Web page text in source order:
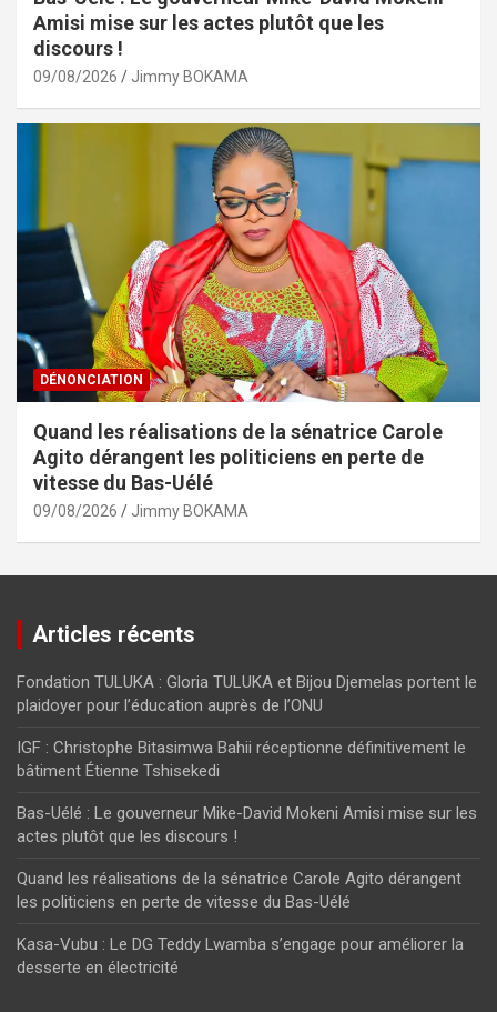
Amisi mise sur les actes plutôt que les
discours !
09/08/2026 Jimmy BOKAMA
DÉNONCIATION
Quand les réalisations de la sénatrice Carole
Agito dérangent les politiciens en perte de
vitesse du Bas-Uélé
09/08/2026 Jimmy BOKAMA
Articles récents
Fondation TULUKA : Gloria TULUKA et Bijou Djemelas portent le
plaidoyer pour l’éducation auprès de l’ONU
IGF : Christophe Bitasimwa Bahii réceptionne définitivement le
bâtiment Étienne Tshisekedi
Bas-Uélé : Le gouverneur Mike-David Mokeni Amisi mise sur les
actes plutôt que les discours !
Quand les réalisations de la sénatrice Carole Agito dérangent
les politiciens en perte de vitesse du Bas-Uélé
Kasa-Vubu : Le DG Teddy Lwamba s’engage pour améliorer la
desserte en électricité